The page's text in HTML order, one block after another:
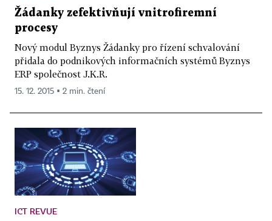
Žádanky zefektivňují vnitrofiremní
procesy
Nový modul Byznys Žádanky pro řízení schvalování
přidala do podnikových informačních systémů Byznys
ERP společnost J.K.R.
15. 12. 2015 ▪ 2 min. čtení
ICT REVUE